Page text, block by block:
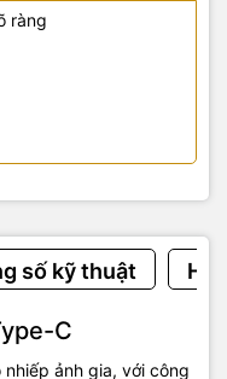
ràng
số kỹ thuật
C
ảnh gia, với công